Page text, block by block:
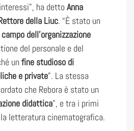
ha detto Anna
della Liuc. “È stato un
dell’organizzazione
del personale e del
un fine studioso di
e private”. La stessa
che Rebora è stato un
didattica”, e tra i primi
letteratura cinematografica.